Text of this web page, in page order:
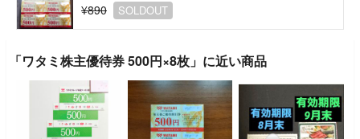
¥890
SOLDOUT
「ワタミ株主優待券 500円×8枚」に近い商品